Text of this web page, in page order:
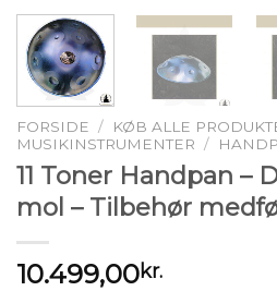
FORSIDE / KØB ALLE
MUSIKINSTRUMENTER /
11 Toner Handpan –
mol – Tilbehør
10.499,00kr.